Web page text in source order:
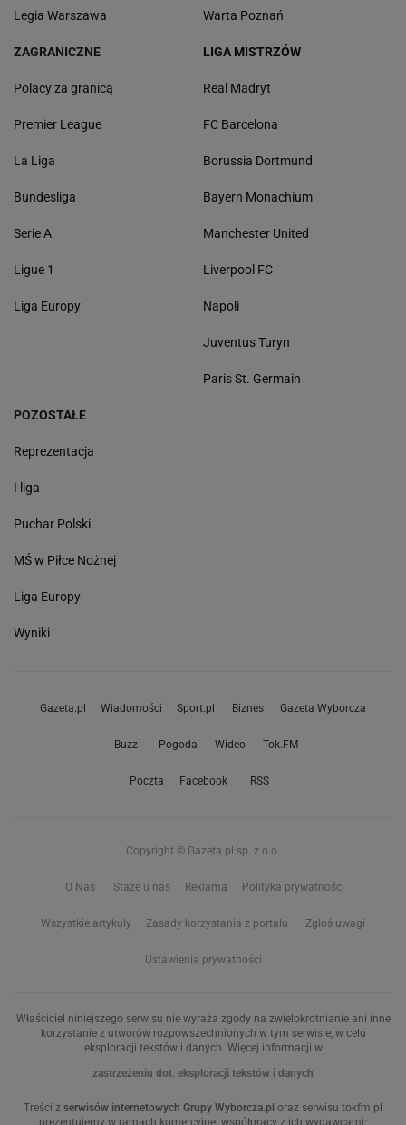
Legia Warszawa Warta Poznań
ZAGRANICZNE
Polacy za granicą
Premier League
La Liga
Bundesliga
Serie A
Ligue 1
Liga Europy
LIGA MISTRZÓW
Real Madryt
FC Barcelona
Borussia Dortmund
Bayern Monachium
Manchester United
Liverpool FC
Napoli
Juventus Turyn
Paris St. Germain
POZOSTAŁE
Reprezentacja
I liga
Puchar Polski
MŚ w Piłce Nożnej
Liga Europy
Wyniki
Gazeta.pl Wiadomości Sport.pl Biznes Gazeta Wyborcza
Buzz Pogoda Wideo Tok.FM
Poczta Facebook RSS
Copyright © Gazeta.pl sp. z o.o.
O Nas Staże u nas Reklama Polityka prywatności
Wszystkie artykuły Zasady korzystania z portalu Zgłoś uwagi
Ustawienia prywatności
Właściciel niniejszego serwisu nie wyraża zgody na zwielokrotnianie ani inne
korzystanie z utworów rozpowszechnionych w tym serwisie, w celu
eksploracji tekstów i danych. Więcej informacji w
zastrzeżeniu dot. eksploracji tekstów i danych
Treści z serwisów internetowych Grupy Wyborcza.pl oraz serwisu tokfm.pl